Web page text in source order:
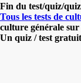
Fin du test/quiz/
Tous les tests de
culture générale sur
Un quiz / test